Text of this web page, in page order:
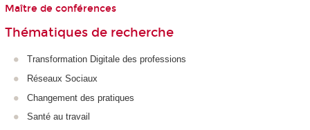
Maître de conférences
Thématiques de recherche
Transformation Digitale des professions
Réseaux Sociaux
Changement des pratiques
Santé au travail